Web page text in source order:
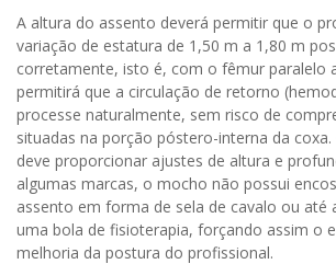
A altura do assento deverá permitir que o
variação de estatura de 1,50 m a 1,80 m
corretamente, isto é, com o fêmur paralelo
permitirá que a circulação de retorno
processe naturalmente, sem risco de
situadas na porção póstero-interna da
deve proporcionar ajustes de altura e
algumas marcas, o mocho não possui
assento em forma de sela de cavalo ou até
uma bola de fisioterapia, forçando assim o
melhoria da postura do profissional.